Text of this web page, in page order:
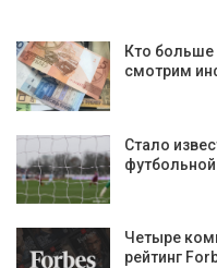
Кто больше
смотрим
Стало
Четыре
рейтинг